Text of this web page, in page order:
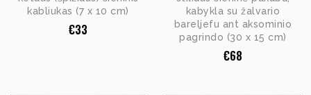
kabliukas (7 x 10 cm)
€33
kabykla su žalvario
bareljefu ant aksominio
pagrindo (30 x 15 cm)
€68